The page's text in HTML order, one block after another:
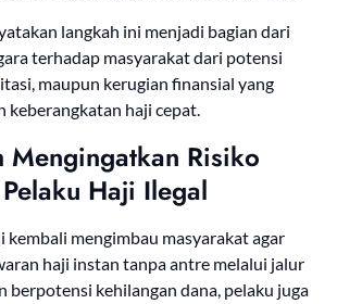
langkah ini menjadi bagian dari
terhadap masyarakat dari potensi
maupun kerugian finansial yang
keberangkatan haji cepat.
Mengingatkan Risiko
Haji Ilegal
kembali mengimbau masyarakat agar
haji instan tanpa antre melalui jalur
berpotensi kehilangan dana, pelaku juga